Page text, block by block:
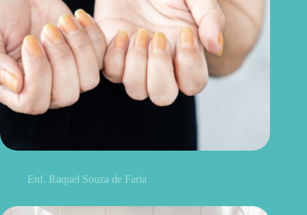
Enf. Raquel Souza de Faria